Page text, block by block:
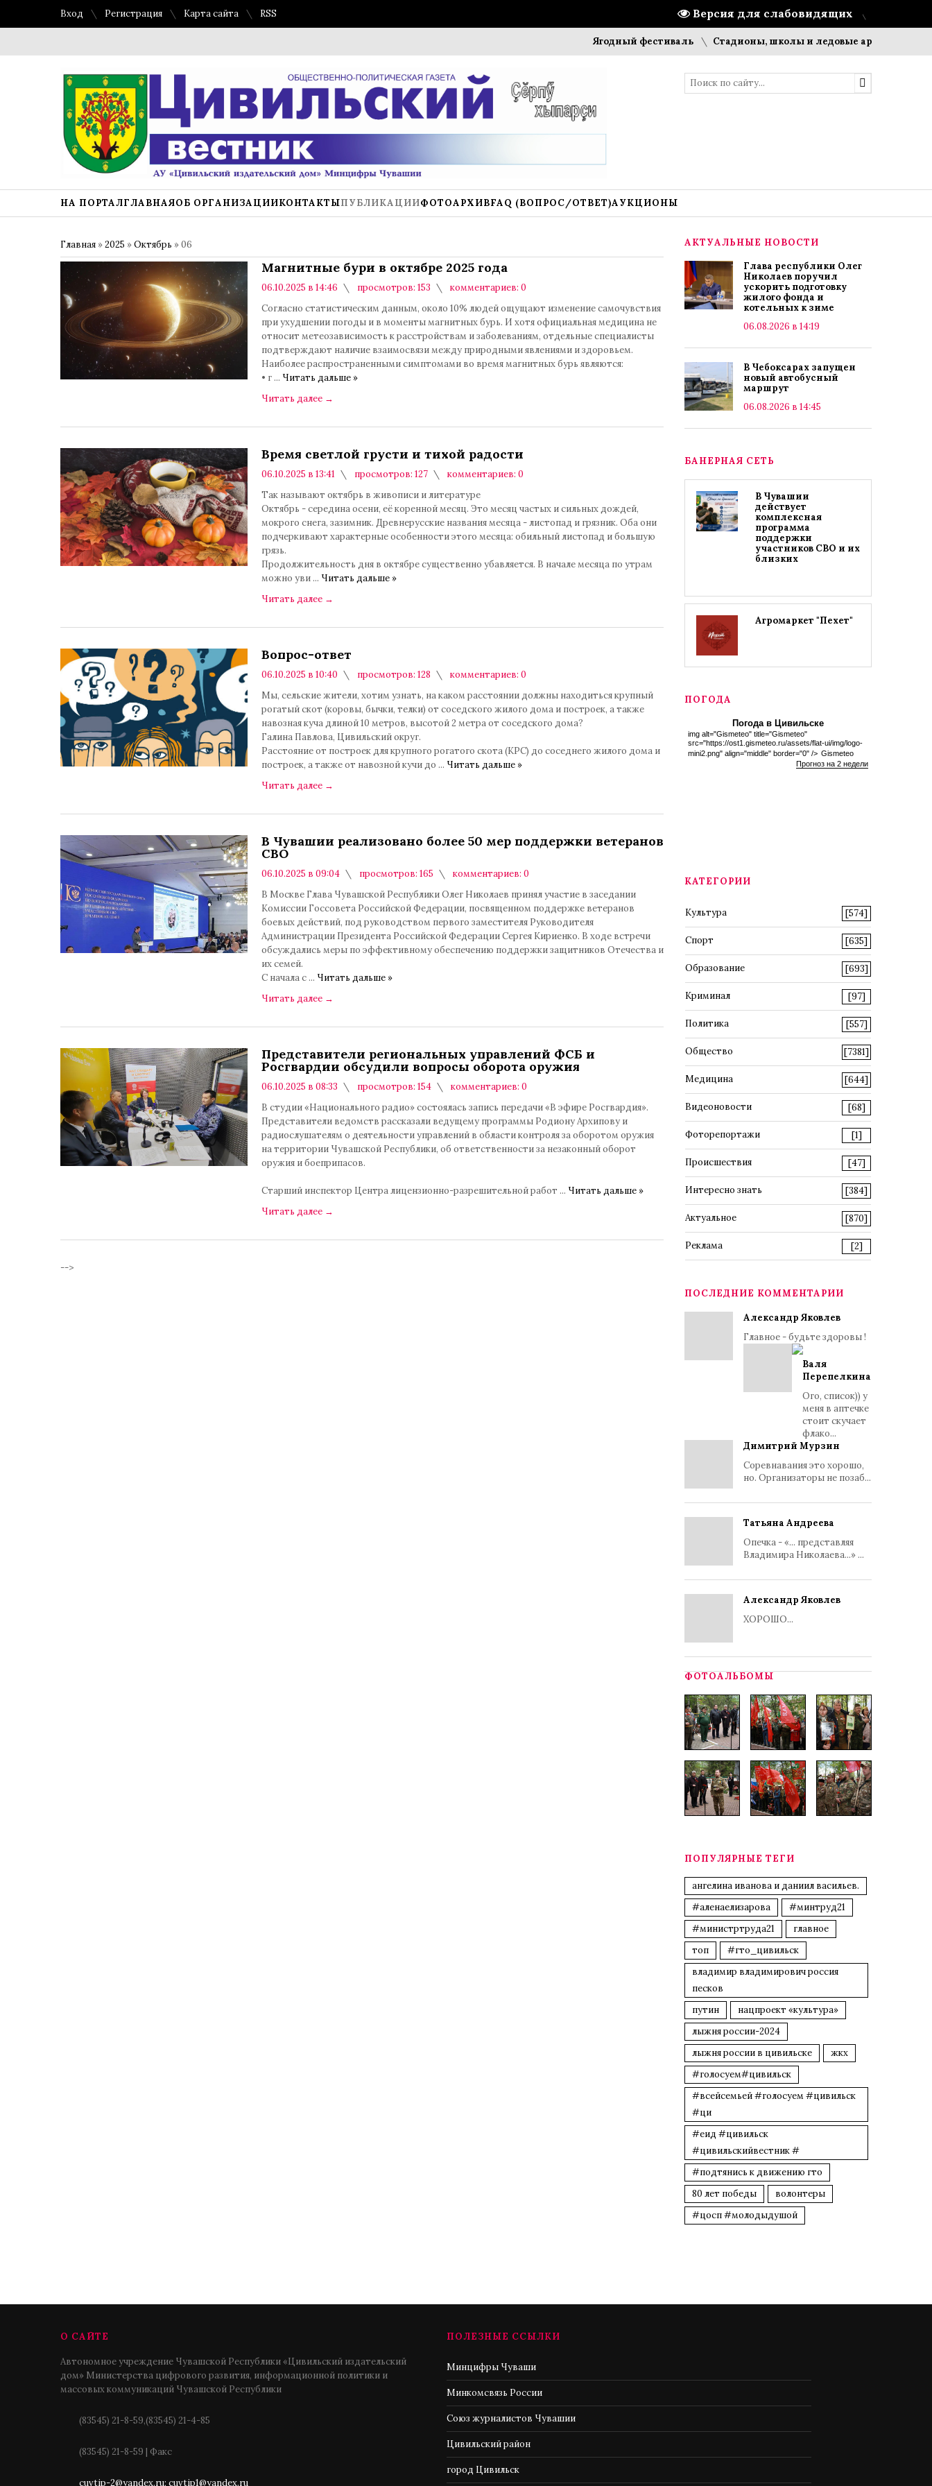
Версия для слабовидящих
Вход Регистрация Карта сайта RSS
Ягодный фестиваль Стадионы, школы и ледовые арены: что строит
НА ПОРТАЛГЛАВНАЯОБ ОРГАНИЗАЦИИКОНТАКТЫПУБЛИКАЦИИФОТОАРХИВFAQ (ВОПРОС/ОТВЕТ)АУКЦИОНЫ
Главная »2025 »Октябрь »06
Магнитные бури в октябре 2025 года
06.10.2025 в 14:46 просмотров: 153
комментариев: 0
Согласно статистическим данным, около 10% людей ощущают изменение самочувствия
при ухудшении погоды и в моменты магнитных бурь. И хотя официальная медицина не
относит метеозависимость к расстройствам и заболеваниям, отдельные специалисты
подтверждают наличие взаимосвязи между природными явлениями и здоровьем.
Наиболее распространенными симптомами во время магнитных бурь являются:
• г ... Читать дальше »
Читать далее →
Время светлой грусти и тихой радости
06.10.2025 в 13:41 просмотров: 127
комментариев: 0
Так называют октябрь в живописи и литературе
Октябрь - середина осени, её коренной месяц. Это месяц частых и сильных дождей,
мокрого снега, зазимник. Древнерусские названия месяца - листопад и грязник. Оба они
подчеркивают характерные особенности этого месяца: обильный листопад и большую
грязь.
Продолжительность дня в октябре существенно убавляется. В начале месяца по утрам
можно уви ... Читать дальше »
Читать далее →
Вопрос-ответ
06.10.2025 в 10:40 просмотров: 128
комментариев: 0
Мы, сельские жители, хотим узнать, на каком расстоянии должны находиться крупный
рогатый скот (коровы, бычки, телки) от соседского жилого дома и построек, а также
навозная куча длиной 10 метров, высотой 2 метра от соседского дома?
Галина Павлова, Цивильский округ.
Расстояние от построек для крупного рогатого скота (КРС) до соседнего жилого дома и
построек, а также от навозной кучи до ... Читать дальше »
Читать далее →
В Чувашии реализовано более 50 мер поддержки ветеранов
СВО
06.10.2025 в 09:04 просмотров: 165
комментариев: 0
В Москве Глава Чувашской Республики Олег Николаев принял участие в заседании
Комиссии Госсовета Российской Федерации, посвященном поддержке ветеранов
боевых действий, под руководством первого заместителя Руководителя
Администрации Президента Российской Федерации Сергея Кириенко. В ходе встречи
обсуждались меры по эффективному обеспечению поддержки защитников Отечества и
их семей.
С начала с ... Читать дальше »
Читать далее →
Представители региональных управлений ФСБ и
Росгвардии обсудили вопросы оборота оружия
06.10.2025 в 08:33 просмотров: 154
комментариев: 0
В студии «Национального радио» состоялась запись передачи «В эфире Росгвардия».
Представители ведомств рассказали ведущему программы Родиону Архипову и
радиослушателям о деятельности управлений в области контроля за оборотом оружия
на территории Чувашской Республики, об ответственности за незаконный оборот
оружия и боеприпасов.
Старший инспектор Центра лицензионно-разрешительной работ ... Читать дальше »
Читать далее →
-->
АКТУАЛЬНЫЕ НОВОСТИ
Глава республики Олег
Николаев поручил
ускорить подготовку
жилого фонда и
котельных к зиме
06.08.2026 в 14:19
В Чебоксарах запущен
новый автобусный
маршрут
06.08.2026 в 14:45
БАНЕРНАЯ СЕТЬ
В Чувашии
действует
комплексная
программа
поддержки
участников СВО и их
близких
Агромаркет "Пехет"
ПОГОДА
Погода в Цивильске
img alt="Gismeteo" title="Gismeteo"
src="https://ost1.gismeteo.ru/assets/flat-ui/img/logo-
mini2.png" align="middle" border="0" /> Gismeteo
Прогноз на 2 недели
КАТЕГОРИИ
Культура [574]
Спорт [635]
Образование [693]
Криминал [97]
Политика [557]
Общество [7381]
Медицина [644]
Видеоновости [68]
Фоторепортажи [1]
Происшествия [47]
Интересно знать [384]
Актуальное [870]
Реклама [2]
ПОСЛЕДНИЕ КОММЕНТАРИИ
Александр Яковлев
Главное - будьте здоровы !
Валя
Перепелкина
Ого, список)) у
меня в аптечке
стоит скучает
флако...
Димитрий Мурзин
Соревнавания это хорошо,
но. Организаторы не позаб...
Татьяна Андреева
Опечка - «... представляя
Владимира Николаева...» ...
Александр Яковлев
ХОРОШО...
ФОТОАЛЬБОМЫ
ПОПУЛЯРНЫЕ ТЕГИ
ангелина иванова и даниил васильев.
#аленаелизарова
#минтруд21
#министртруда21
главное
топ
#гто_цивильск
владимир владимирович россия
песков
путин
нацпроект «культура»
лыжня россии-2024
лыжня россии в цивильске
жкх
#голосуем#цивильск
#всейсемьей #голосуем #цивильск
#ци
#еид #цивильск
#цивильскийвестник #
#подтянись к движению гто
80 лет победы
волонтеры
#цосп #молодыдушой
О САЙТЕ
Автономное учреждение Чувашской Республики «Цивильский издательский
дом» Министерства цифрового развития, информационной политики и
массовых коммуникаций Чувашской Республики
(83545) 21-8-59,(83545) 21-4-85
(83545) 21-8-59 | Факс
cuvtip-2@yandex.ru; cuvtip1@yandex.ru
ПОЛЕЗНЫЕ ССЫЛКИ
Минцифры Чуваши
Минкомсвязь России
Союз журналистов Чувашии
Цивильский район
город Цивильск